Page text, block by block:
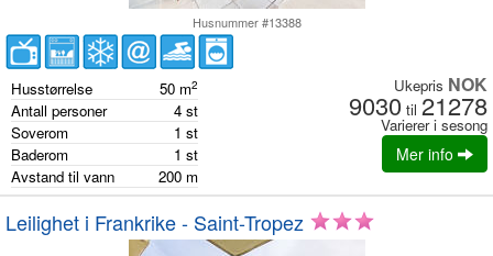
Husnummer #13388
Husstørrelse 50 m2
Antall personer 4 st
Soverom
1 st
Baderom
1 st
Avstand til vann
200 m
Ukepris NOK
9030 til 21278
Varierer i sesong
Mer info
Leilighet i Frankrike - Saint-Tropez